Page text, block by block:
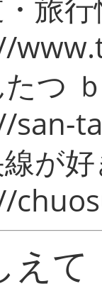
旅
つ
san-
が
え